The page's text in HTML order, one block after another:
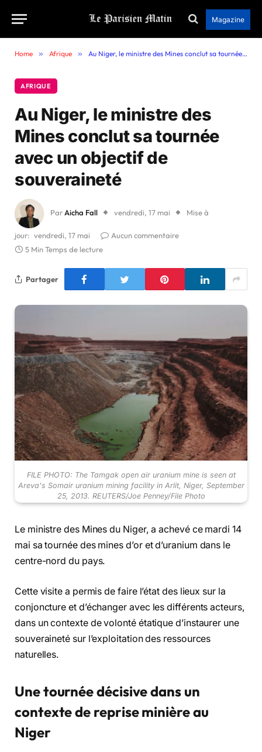
Magazine
Home » Afrique » Au Niger, le ministre des Mines conclut sa tournée avec un objectif de souveraineté
AFRIQUE
Au Niger, le ministre des
Mines conclut sa tournée
avec un objectif de
souveraineté
Par Aicha Fall vendredi, 17 mai Mise à
jour: vendredi, 17 mai
Aucun commentaire
5 Min Temps de lecture
Partager
FILE PHOTO: The Tamgak open air uranium mine is seen at
Areva's Somair uranium mining facility in Arlit, Niger, September
25, 2013. REUTERS/Joe Penney/File Photo
Le ministre des Mines du Niger, a achevé ce mardi 14
mai sa tournée des mines d’or et d’uranium dans le
centre-nord du pays.
Cette visite a permis de faire l’état des lieux sur la
conjoncture et d’échanger avec les différents acteurs,
dans un contexte de volonté étatique d’instaurer une
souveraineté sur l’exploitation des ressources
naturelles.
Une tournée décisive dans un
contexte de reprise minièreau
Niger